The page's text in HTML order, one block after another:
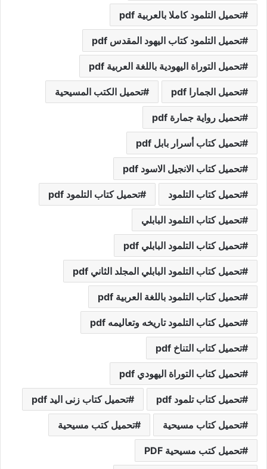
تحميل التلمود كاملا بالعربية pdf
تحميل التلمود كتاب اليهود المقدس pdf
تحميل التوراة اليهودية باللغة العربية pdf
تحميل الجمارا pdf تحميل الكتب المسيحية
تحميل رواية جمارة pdf
تحميل كتاب أسرار بابل pdf
تحميل كتاب الانجيل الاسود pdf
تحميل كتاب التلمود تحميل كتاب التلمود pdf
تحميل كتاب التلمود البابلي
تحميل كتاب التلمود البابلي pdf
تحميل كتاب التلمود البابلي المجلد الثاني pdf
تحميل كتاب التلمود باللغة العربية pdf
تحميل كتاب التلمود تاريخه وتعاليمه pdf
تحميل كتاب التناخ pdf
تحميل كتاب التوراة اليهودي pdf
تحميل كتاب تلمود pdf تحميل كتاب زنى اليد pdf
تحميل كتاب مسيحية تحميل كتب مسيحية
تحميل كتب مسيحية PDF